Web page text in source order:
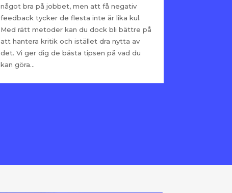
något bra på jobbet, men att få negativ
feedback tycker de flesta inte är lika kul.
Med rätt metoder kan du dock bli bättre på
att hantera kritik och istället dra nytta av
det. Vi ger dig de bästa tipsen på vad du
kan göra...